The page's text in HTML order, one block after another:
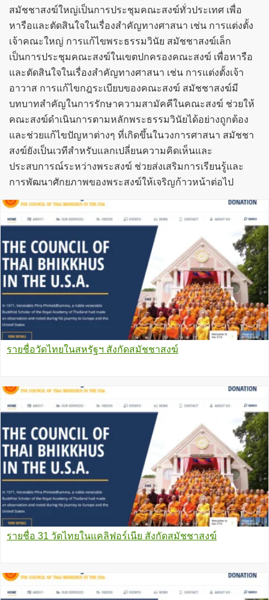
สมัชชาสงฆ์ใหญ่เป็นการประชุมคณะสงฆ์ทั่วประเทศ เพื่อ
หารือและตัดสินใจในเรื่องสำคัญทางศาสนา เช่น การแต่งตั้ง
เจ้าคณะใหญ่ การแก้ไขพระธรรมวินัย สมัชชาสงฆ์เล็ก
เป็นการประชุมคณะสงฆ์ในเขตปกครองคณะสงฆ์ เพื่อหารือ
และตัดสินใจในเรื่องสำคัญทางศาสนา เช่น การแต่งตั้งเจ้า
อาวาส การแก้ไขกฎระเบียบของคณะสงฆ์ สมัชชาสงฆ์มี
บทบาทสำคัญในการรักษาความสามัคคีในคณะสงฆ์ ช่วยให้
คณะสงฆ์ดำเนินการตามหลักพระธรรมวินัยได้อย่างถูกต้อง
และช่วยแก้ไขปัญหาต่างๆ ที่เกิดขึ้นในวงการศาสนา สมัชชา
สงฆ์ยังเป็นเวทีสำหรับแลกเปลี่ยนความคิดเห็นและ
ประสบการณ์ระหว่างพระสงฆ์ ช่วยส่งเสริมการเรียนรู้และ
การพัฒนาศักยภาพของพระสงฆ์ให้เจริญก้าวหน้าต่อไป
รายชื่อวัดไทยในสหรัฐฯ สังกัดสมัชชาสงฆ์
รายชื่อ 31 วัดไทยในแคลิฟอร์เนีย สังกัดสมัชชาสงฆ์